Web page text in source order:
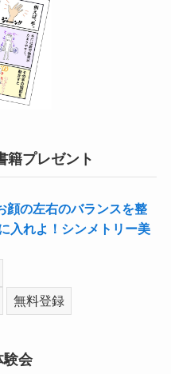
籍プレゼント
顔の左右のバランスを整
入れよ！シンメトリー美
験会